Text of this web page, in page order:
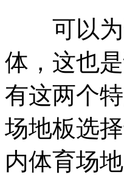
可以为
体，这也
有这两个
场地板选
内体育场